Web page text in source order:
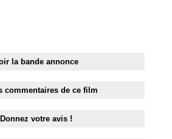
la bande annonce
commentaires de ce film
Donnez votre avis !